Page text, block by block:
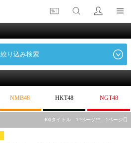
絞り込み検索
NMB48 HKT48 NGT48
400タイトル 14ページ中 1ページ目